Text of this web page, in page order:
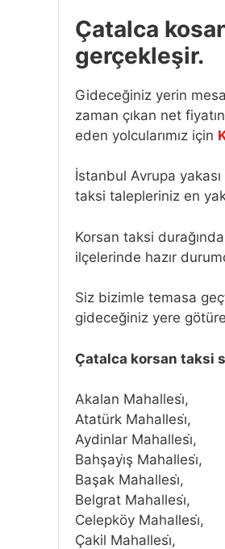
Çatalca
gerçekleşir.
Gideceğiniz yerin
zaman çıkan net
eden yolcularımız için
İstanbul Avrupa
taksi talepleriniz en
Korsan taksi
ilçelerinde hazır
Siz bizimle temasa
gideceğiniz yere
Çatalca korsan taksi
Akalan Mahallesi̇,
Atatürk Mahallesi̇,
Aydinlar Mahallesi̇,
Bahşayi̇ş Mahallesi̇,
Başak Mahallesi̇,
Belgrat Mahallesi̇,
Celepköy Mahallesi̇,
Çakil Mahallesi̇,